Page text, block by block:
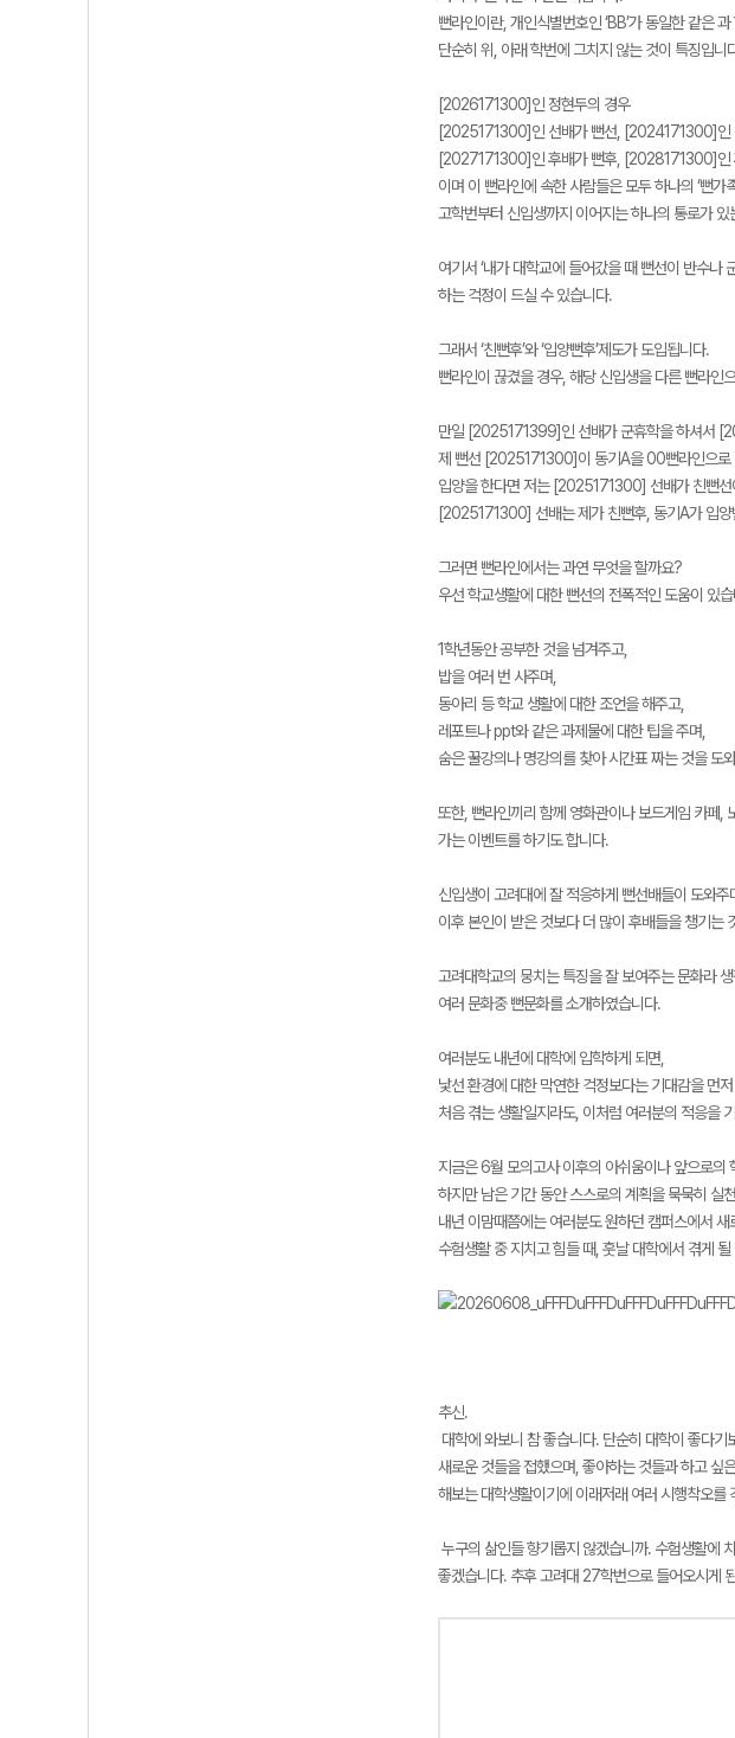
뻔라인이란, 개인식별번호인 ‘BB’가 동일한 같은
단순히 위, 아래 학번에 그치지 않는 것이 특징입니
[2026171300]인 정현두의 경우
[2025171300]인 선배가 뻔선, [2024171300]
[2027171300]인 후배가 뻔후, [2028171300]
이며 이 뻔라인에 속한 사람들은 모두 하나의 ‘뻔가
고학번부터 신입생까지 이어지는 하나의 통로가 있
여기서 ‘내가 대학교에 들어갔을 때 뻔선이 반수나
하는 걱정이 드실 수 있습니다.
그래서 ‘친뻔후’와 ‘입양뻔후’제도가 도입됩니다.
뻔라인이 끊겼을 경우, 해당 신입생을 다른 뻔라인
만일 [2025171399]인 선배가 군휴학을 하셔서
제 뻔선 [2025171300]이 동기A을 00뻔라인으로
입양을 한다면 저는 [2025171300] 선배가 친뻔선
[2025171300] 선배는 제가 친뻔후, 동기A가 입양
그러면 뻔라인에서는 과연 무엇을 할까요?
우선 학교생활에 대한 뻔선의 전폭적인 도움이 있
1학년동안 공부한 것을 넘겨주고,
밥을 여러 번 사주며,
동아리 등 학교 생활에 대한 조언을 해주고,
레포트나 ppt와 같은 과제물에 대한 팁을 주며,
숨은 꿀강의나 명강의를 찾아 시간표 짜는 것을 도
또한, 뻔라인끼리 함께 영화관이나 보드게임 카페,
가는 이벤트를 하기도 합니다.
신입생이 고려대에 잘 적응하게 뻔선배들이 도와주
이후 본인이 받은 것보다 더 많이 후배들을 챙기는
고려대학교의 뭉치는 특징을 잘 보여주는 문화라
여러 문화중 뻔문화를 소개하였습니다.
여러분도 내년에 대학에 입학하게 되면,
낯선 환경에 대한 막연한 걱정보다는 기대감을 먼
처음 겪는 생활일지라도, 이처럼 여러분의 적응을
지금은 6월 모의고사 이후의 아쉬움이나 앞으로의
하지만 남은 기간 동안 스스로의 계획을 묵묵히 실
내년 이맘때쯤에는 여러분도 원하던 캠퍼스에서
수험생활 중 지치고 힘들 때, 훗날 대학에서 겪게
추신.
대학에 와보니 참 좋습니다. 단순히 대학이 좋다
새로운 것들을 접했으며, 좋아하는 것들과 하고 싶
해보는 대학생활이기에 이래저래 여러 시행착오
누구의 삶인들 향기롭지 않겠습니까. 수험생활에
좋겠습니다. 추후 고려대 27학번으로 들어오시게